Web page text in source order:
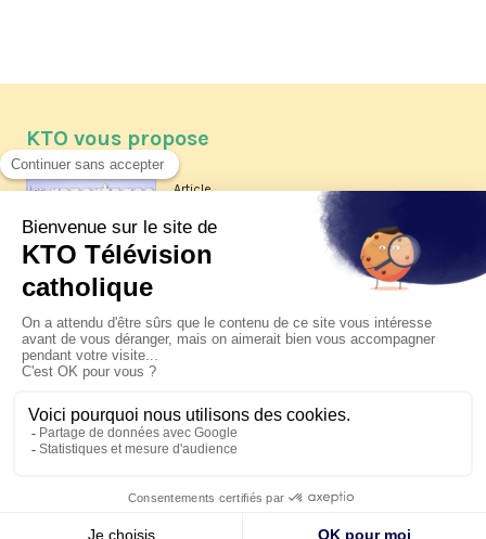
KTO vous propose
Article
Les reportages d'été 2026 de KTO
La visite pastorale du pape Léon
XIV à Assise à suivre sur KTO le
jeudi 6 août
Le pape en Uruguay, Argentine et
Pérou du 6 au 17 novembre 2026